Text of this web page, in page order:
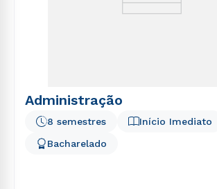
Administração
Início Imediato
8 semestres
Bacharelado